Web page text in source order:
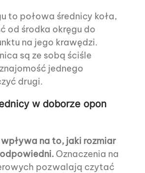
to połowa średnicy koła,
od środka okręgu do
na jego krawędzi.
są ze sobą ściśle
jednego
drugi.
w doborze opon
wpływa na to, jaki rozmiar
Oznaczenia na
pozwalają czytać